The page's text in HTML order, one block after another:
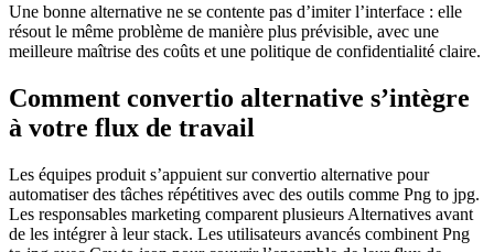
Une bonne alternative ne se contente pas d’imiter l’interface : elle
résout le même problème de manière plus prévisible, avec une
meilleure maîtrise des coûts et une politique de confidentialité claire.
Comment convertio alternative s’intègre
à votre flux de travail
Les équipes produit s’appuient sur convertio alternative pour
automatiser des tâches répétitives avec des outils comme Png to jpg.
Les responsables marketing comparent plusieurs Alternatives avant
de les intégrer à leur stack. Les utilisateurs avancés combinent Png